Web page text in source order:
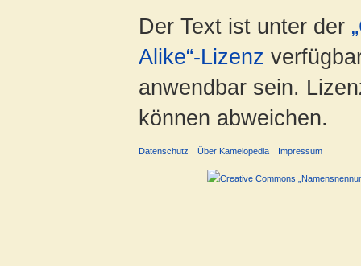
Der Text ist unter der
Alike“-Lizenz
anwendbar sein.
können abweichen.
Datenschutz Über Kamelopedia Impressum